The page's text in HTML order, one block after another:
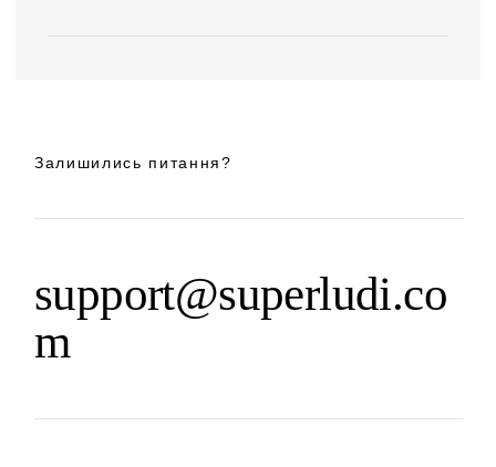
Залишились питання?
support@superludi.co
m